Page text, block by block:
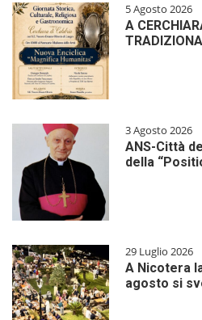
5 Agosto 2026
A
3 Agosto 2026
ANS-Città
della
29 Luglio 2026
A Nicotera
agosto si